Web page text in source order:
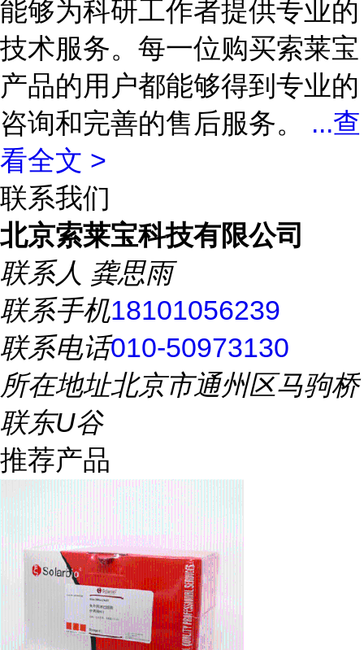
能够为科研工作者提供专业的
技术服务。每一位购买索莱宝
产品的用户都能够得到专业的
咨询和完善的售后服务。 ...查
看全文 >
联系我们
北京索莱宝科技有限公司
联系人 龚思雨
联系手机18101056239
联系电话010-50973130
所在地址北京市通州区马驹桥
联东U谷
推荐产品